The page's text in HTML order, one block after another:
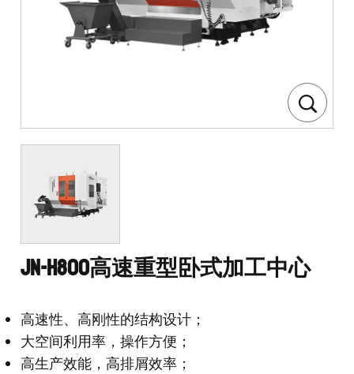
JN-H800高速重型卧式加工中心
高速性、高刚性的结构设计；
大空间利用率，操作方便；
高生产效能，高排屑效率；